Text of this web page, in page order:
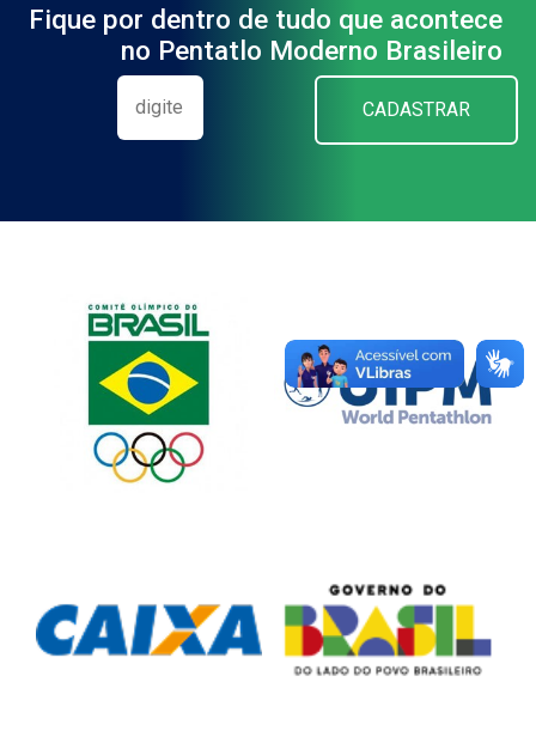
Fique por dentro de tudo que acontece
no Pentatlo Moderno Brasileiro